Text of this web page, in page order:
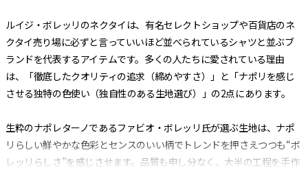
ルイジ・ボレッリのネクタイは、有名セレクトショップや百貨店のネ
クタイ売り場に必ずと言っていいほど並べられているシャツと並ぶブ
ランドを代表するアイテムです。多くの人たちに愛されている理由
は、「徹底したクオリティの追求（締めやすさ）」と「ナポリを感じ
させる独特の色使い（独自性のある生地選び）」の2点にあります。
生粋のナポレターノであるファビオ・ボレッリ氏が選ぶ生地は、ナポ
リらしい鮮やかな色彩とセンスのいい柄でトレンドを押さえつつも“ボ
レッリらしさ”を感じさせます。品質も申し分なく、大半の工程を手作